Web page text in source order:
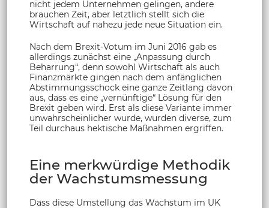
nicht jedem Unternehmen gelingen, andere
brauchen Zeit, aber letztlich stellt sich die
Wirtschaft auf nahezu jede neue Situation ein.
Nach dem Brexit-Votum im Juni 2016 gab es
allerdings zunächst eine „Anpassung durch
Beharrung“, denn sowohl Wirtschaft als auch
Finanzmärkte gingen nach dem anfänglichen
Abstimmungsschock eine ganze Zeitlang davon
aus, dass es eine „vernünftige“ Lösung für den
Brexit geben wird. Erst als diese Variante immer
unwahrscheinlicher wurde, wurden diverse, zum
Teil durchaus hektische Maßnahmen ergriffen.
Eine merkwürdige Methodik
der Wachstumsmessung
Dass diese Umstellung das Wachstum im UK